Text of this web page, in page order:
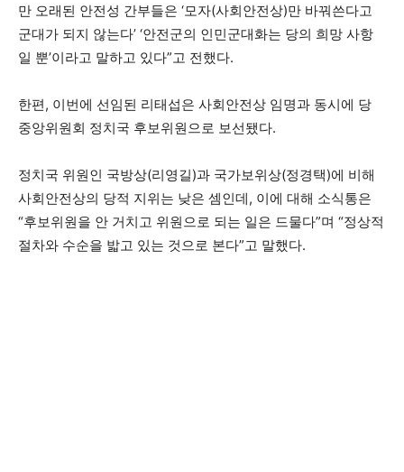
만 오래된 안전성 간부들은 ‘모자(사회안전상)만 바꿔쓴다고
군대가 되지 않는다’ ‘안전군의 인민군대화는 당의 희망 사항
일 뿐’이라고 말하고 있다”고 전했다.
한편, 이번에 선임된 리태섭은 사회안전상 임명과 동시에 당
중앙위원회 정치국 후보위원으로 보선됐다.
정치국 위원인 국방상(리영길)과 국가보위상(정경택)에 비해
사회안전상의 당적 지위는 낮은 셈인데, 이에 대해 소식통은
“후보위원을 안 거치고 위원으로 되는 일은 드물다”며 “정상적
절차와 수순을 밟고 있는 것으로 본다”고 말했다.